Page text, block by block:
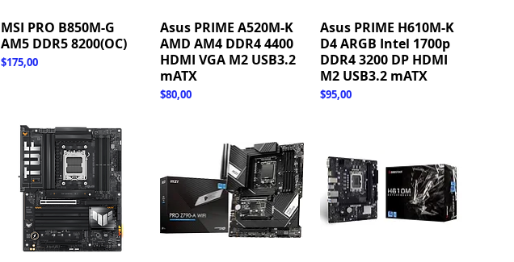
Hızlı Bakış
MSI PRO B850M-G
AM5 DDR5 8200(OC)
Fiyat
$175,00
Hızlı Bakış
Asus PRIME A520M-K
AMD AM4 DDR4 4400
HDMI VGA M2 USB3.2
mATX
Fiyat
$80,00
Hızlı Bakış
Asus PRIME H610M-K
D4 ARGB Intel 1700p
DDR4 3200 DP HDMI
M2 USB3.2 mATX
Fiyat
$95,00